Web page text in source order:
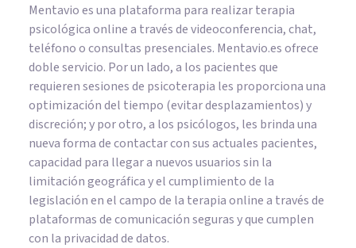
Mentavio es una plataforma para realizar terapia
psicológica online a través de videoconferencia, chat,
teléfono o consultas presenciales. Mentavio.es ofrece
doble servicio. Por un lado, a los pacientes que
requieren sesiones de psicoterapia les proporciona una
optimización del tiempo (evitar desplazamientos) y
discreción; y por otro, a los psicólogos, les brinda una
nueva forma de contactar con sus actuales pacientes,
capacidad para llegar a nuevos usuarios sin la
limitación geográfica y el cumplimiento de la
legislación en el campo de la terapia online a través de
plataformas de comunicación seguras y que cumplen
con la privacidad de datos.